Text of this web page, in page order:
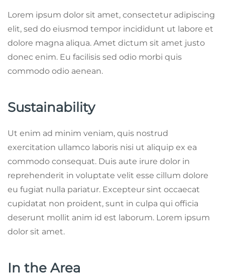
Lorem ipsum dolor sit amet, consectetur adipiscing
elit, sed do eiusmod tempor incididunt ut labore et
dolore magna aliqua. Amet dictum sit amet justo
donec enim. Eu facilisis sed odio morbi quis
commodo odio aenean.
Sustainability
Ut enim ad minim veniam, quis nostrud
exercitation ullamco laboris nisi ut aliquip ex ea
commodo consequat. Duis aute irure dolor in
reprehenderit in voluptate velit esse cillum dolore
eu fugiat nulla pariatur. Excepteur sint occaecat
cupidatat non proident, sunt in culpa qui officia
deserunt mollit anim id est laborum. Lorem ipsum
dolor sit amet.
In the Area